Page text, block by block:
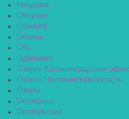
Няндома
Облучье
Обнинск
Обоянь
Обь
Одинцово
Озёрск Калининградская
Озерск Челябинская область
Озеры
Октябрьск
Октябрьский